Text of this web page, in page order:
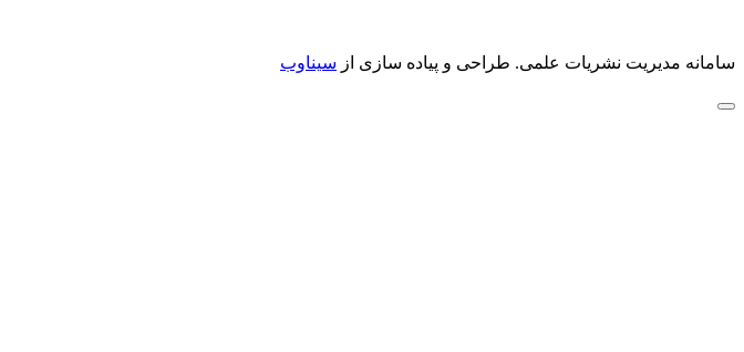
سامانه مدیریت نشریات علمی. طراحی و پیاده سازی از سیناوب